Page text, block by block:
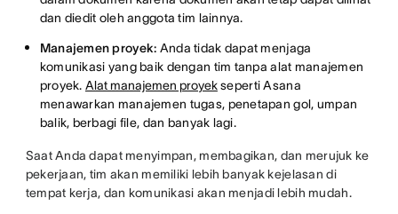
dan diedit oleh anggota tim lainnya.
Manajemen proyek: Anda tidak dapat menjaga
komunikasi yang baik dengan tim tanpa alat manajemen
proyek. Alat manajemen proyekseperti Asana
menawarkan manajemen tugas, penetapan gol, umpan
balik, berbagi file, dan banyak lagi.
Saat Anda dapat menyimpan, membagikan, dan merujuk ke
pekerjaan, tim akan memiliki lebih banyak kejelasan di
tempat kerja, dan komunikasi akan menjadi lebih mudah.